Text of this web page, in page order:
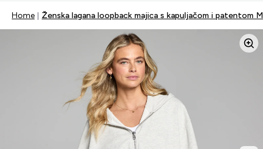
Home Ženska lagana loopback majica s kapuljačom i patentom